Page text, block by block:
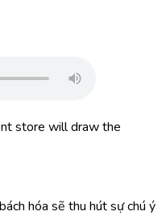
store will draw the
hóa sẽ thu hút sự chú ý